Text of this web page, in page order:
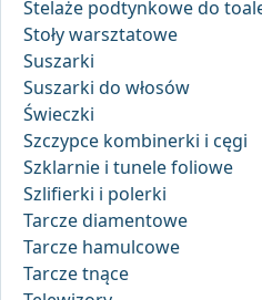
Stelaże podtynkowe do
Stoły warsztatowe
Suszarki
Suszarki do włosów
Świeczki
Szczypce kombinerki i cęgi
Szklarnie i tunele foliowe
Szlifierki i polerki
Tarcze diamentowe
Tarcze hamulcowe
Tarcze tnące